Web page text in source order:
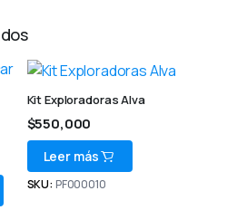
Kit Exploradoras Alva
$550,000
Leer más
SKU: PF000010